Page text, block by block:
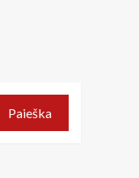
Paieška